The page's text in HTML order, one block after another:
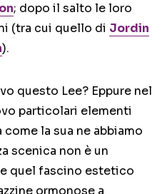
; dopo il salto le loro
(tra cui quello di Jordin
).
questo Lee? Eppure nel
particolari elementi
la sua ne abbiamo
scenica non è un
quel fascino estetico
ormonose a